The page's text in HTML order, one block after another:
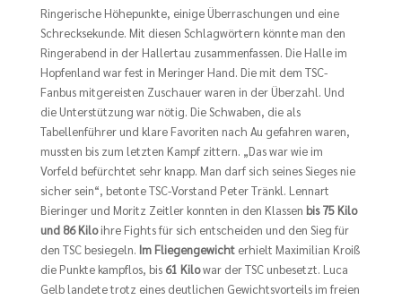
Ringerische Höhepunkte, einige Überraschungen und eine
Schrecksekunde. Mit diesen Schlagwörtern könnte man den
Ringerabend in der Hallertau zusammenfassen. Die Halle im
Hopfenland war fest in Meringer Hand. Die mit dem TSC-
Fanbus mitgereisten Zuschauer waren in der Überzahl. Und
die Unterstützung war nötig. Die Schwaben, die als
Tabellenführer und klare Favoriten nach Au gefahren waren,
mussten bis zum letzten Kampf zittern. „Das war wie im
Vorfeld befürchtet sehr knapp. Man darf sich seines Sieges nie
sicher sein“, betonte TSC-Vorstand Peter Tränkl. Lennart
Bieringer und Moritz Zeitler konnten in den Klassen bis 75 Kilo
und 86 Kiloihre Fights für sich entscheiden und den Sieg für
den TSC besiegeln. Im Fliegengewicht erhielt Maximilian Kroiß
die Punkte kampflos, bis 61 Kilowar der TSC unbesetzt. Luca
Gelb landete trotz eines deutlichen Gewichtsvorteils im freien